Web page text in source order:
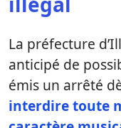
La préfecture
anticipé de
émis un arrêté
interdire toute